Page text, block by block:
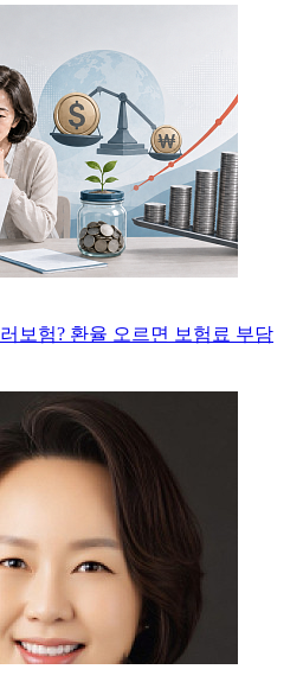
보험? 환율 오르면 보험료 부담